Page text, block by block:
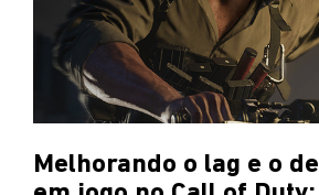
Melhorando o lag e o